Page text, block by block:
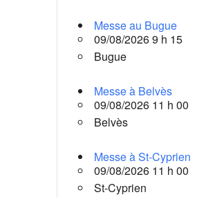
Messe au Bugue
09/08/2026 9 h 15
Bugue
Messe à Belvès
09/08/2026 11 h 00
Belvès
Messe à St-Cyprien
09/08/2026 11 h 00
St-Cyprien